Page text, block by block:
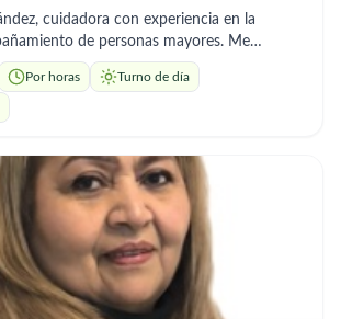
cuidadora con experiencia en la
de personas mayores. Me
responsable, honesta, paciente, cariñosa
el bienestar de quienes cuido. Tengo
en el aseo personal, preparación de
mayores, preferiblemente como interna
o en turno de noche, en Madrid y sus
disponible para incorporarme de inmediato
respetuoso, humano y de confianza.
Por horas Turno de día